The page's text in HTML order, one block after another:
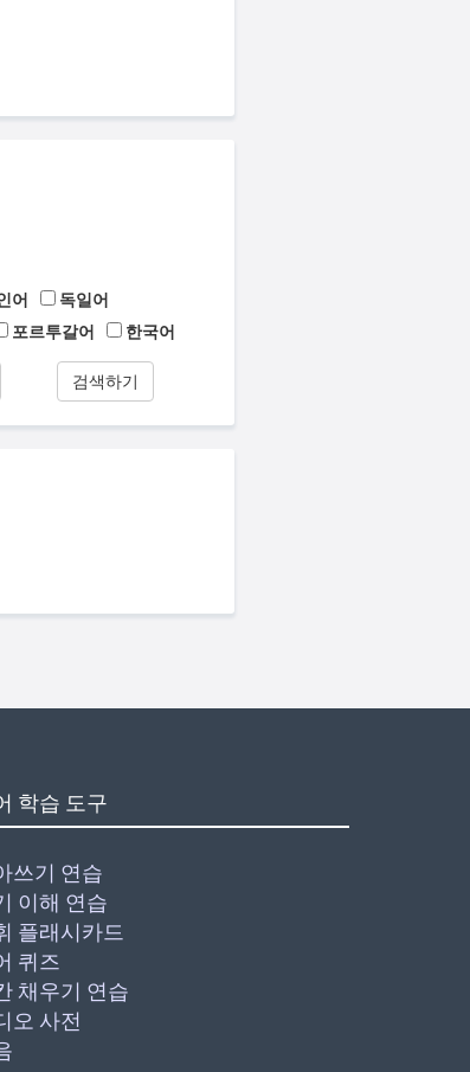
어
독일어
포르투갈어 한국어
검색하기
학습 도구
쓰기 연습
이해 연습
플래시카드
퀴즈
채우기 연습
오 사전